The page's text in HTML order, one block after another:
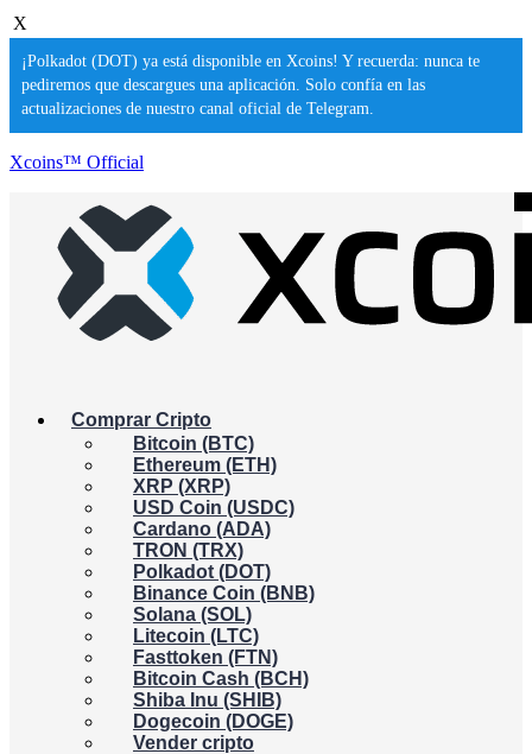
X
¡Polkadot (DOT) ya está disponible en Xcoins! Y recuerda: nunca te
pediremos que descargues una aplicación. Solo confía en las
actualizaciones de nuestro canal oficial de Telegram.
Xcoins™ Official
Comprar Cripto
Bitcoin (BTC)
Ethereum (ETH)
XRP (XRP)
USD Coin (USDC)
Cardano (ADA)
TRON (TRX)
Polkadot (DOT)
Binance Coin (BNB)
Solana (SOL)
Litecoin (LTC)
Fasttoken (FTN)
Bitcoin Cash (BCH)
Shiba Inu (SHIB)
Dogecoin (DOGE)
Vender cripto